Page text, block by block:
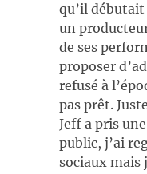
qu’il débutait
un
de ses
proposer
refusé à
pas prêt.
Jeff a pris
public, j’ai
sociaux mais